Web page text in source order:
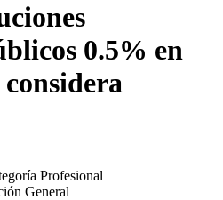
0.5% en
Profesional
General